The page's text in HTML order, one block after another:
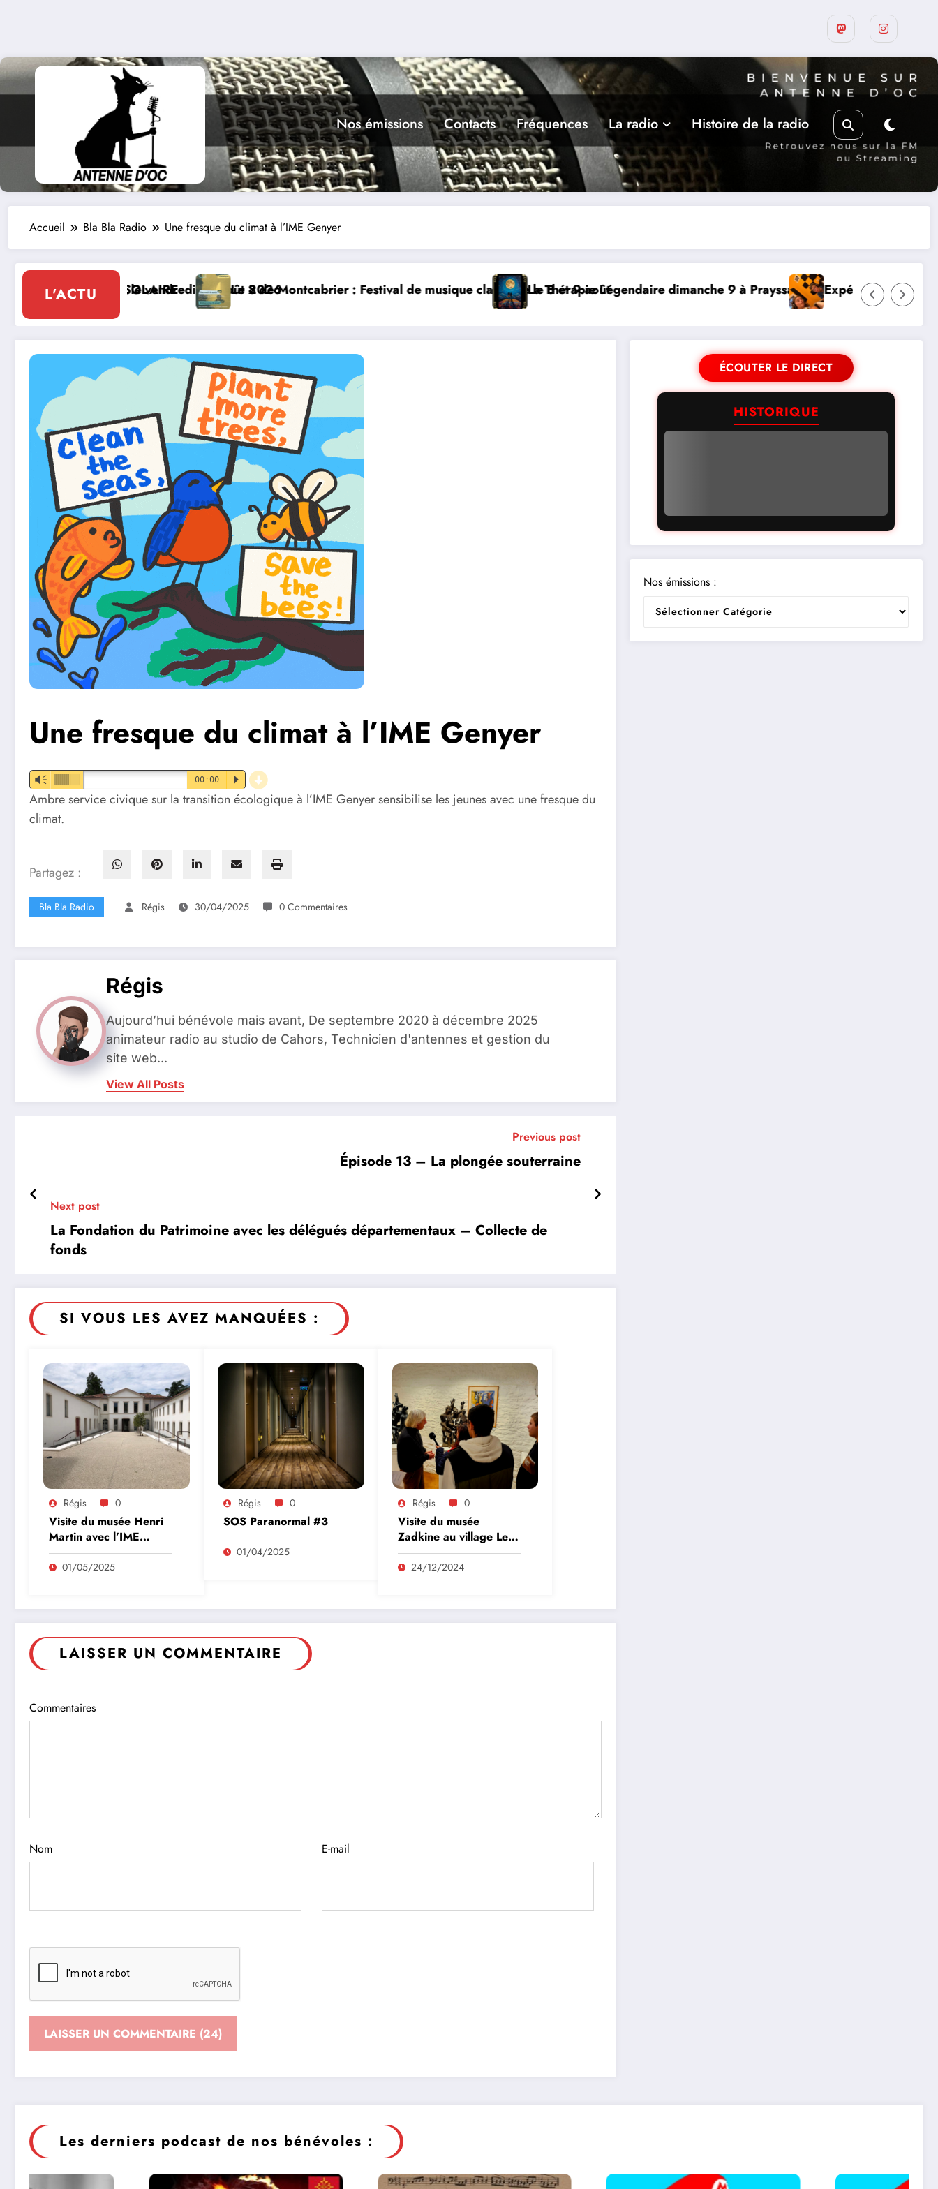
Nos émissions Contacts Fréquences La radio Histoire de la radio
Accueil Bla Bla Radio Une fresque du climat à l’IME Genyer
L'ACTU
07 août 2026
Le 8 de Montcabrier : Festival de musique classique le 8 et 9 aoûtLa Thérapie Légendaire dimanche 9 à Prayssac Expérience RADIO, Thibault et Lou-Anne d’Olmeto
Une fresque du climat à l’IME Genyer
Vm 00:00 P d
Ambre service civique sur la transition écologique à l’IME Genyer sensibilise les jeunes avec une fresque du
climat.
Partagez :
Bla Bla Radio Régis 30/04/2025 0 Commentaires
Régis
Aujourd’hui bénévole mais avant, De septembre 2020 à décembre 2025
animateur radio au studio de Cahors, Technicien d'antennes et gestion du
site web...
View All Posts
Previous post
Épisode 13 – La plongée souterraine
Next post
La Fondation du Patrimoine avec les délégués départementaux – Collecte de
fonds
SI VOUS LES AVEZ MANQUÉES :
Régis 0
Visite du musée Henri
Martin avec l’IME
Genyer
01/05/2025
Régis 0
SOS Paranormal #3
01/04/2025
Régis 0
Visite du musée
Zadkine au village Les
Arques
24/12/2024
LAISSER UN COMMENTAIRE
Commentaires
Nom E-mail
ÉCOUTER LE DIRECT
HISTORIQUE
Nos émissions :
Les derniers podcast de nos bénévoles :